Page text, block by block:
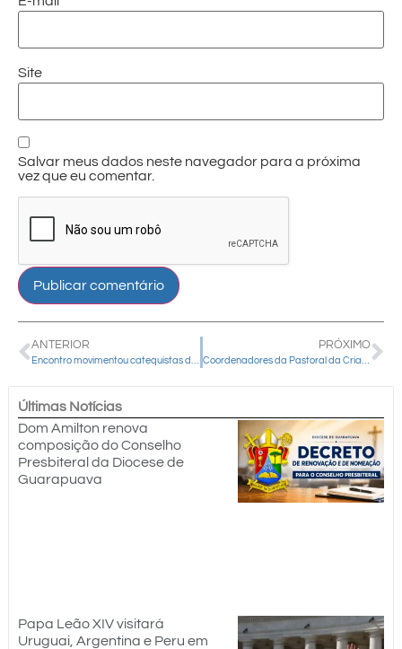
Site
Salvar meus dados neste navegador para a próxima
vez que eu comentar.
ANTERIOR
Encontro movimentou catequistas da Paróquia Sant’Ana em Guarapuava
PRÓXIMO
Coordenadores da Pastoral da Criança dos decanatos Centro e Pinhão realizam primeira reunião de 2025
Últimas Notícias
Dom Amilton renova
composição do Conselho
Presbiteral da Diocese de
Guarapuava
Papa Leão XIV visitará
Uruguai, Argentina e Peru em